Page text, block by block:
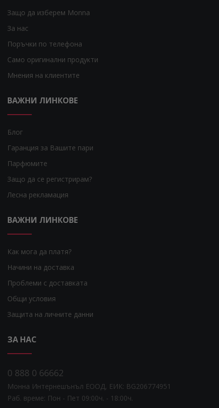
Защо да изберем Monna
За нас
Поръчки по телефона
Само оригинални продукти
Мнения на клиентите
ВАЖНИ ЛИНКОВЕ
Блог
Гаранция за Вашите пари
Парфюмите
Защо да се регистрирам?
Лесна рекламация
ВАЖНИ ЛИНКОВЕ
Как мога да платя?
Начини на доставка
Проблеми с доставката
Общи условия
Защита на личните данни
ЗА НАС
0 888 0 66662
Монна Интернешънъл ЕООД, ЕИК: BG206774951
Раб. време: Пoн - Пет 09:00ч. - 18:00ч.